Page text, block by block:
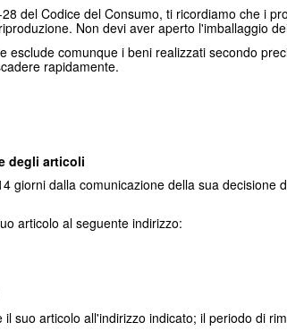
del Codice del Consumo, ti ricordiamo che i
Non devi aver aperto l'imballaggio
esclude comunque i beni realizzati secondo
rapidamente.
degli articoli
giorni dalla comunicazione della sua
articolo al seguente indirizzo:
suo articolo all'indirizzo indicato; il periodo di